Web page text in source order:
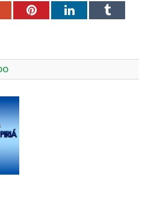
PinterestLinkedInTumblr